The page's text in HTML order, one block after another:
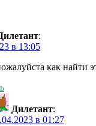
:
в 13:05
как найти
Дилетант:
в 01:27